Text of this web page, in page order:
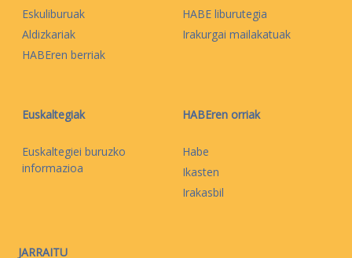
Eskuliburuak
Aldizkariak
HABEren berriak
HABE liburutegia
Irakurgai mailakatuak
Euskaltegiak
Euskaltegiei buruzko
informazioa
HABEren orriak
Habe
Ikasten
Irakasbil
JARRAITU